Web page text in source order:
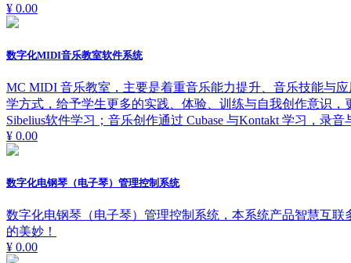
¥ 0.00
数字化MIDI音乐教室软件系统
MC MIDI 音乐教室，主要是着重音乐能力提升、音乐技能与
学方式，给予学生更多的实践、体验、训练与自我创作意识
Sibelius软件学习；音乐创作通过 Cubase 与Kontakt 学习，录
¥ 0.00
数字化电钢琴（电子琴）管理控制系统
数字化电钢琴（电子琴）管理控制系统，本系统产品智慧互
的美妙！
¥ 0.00